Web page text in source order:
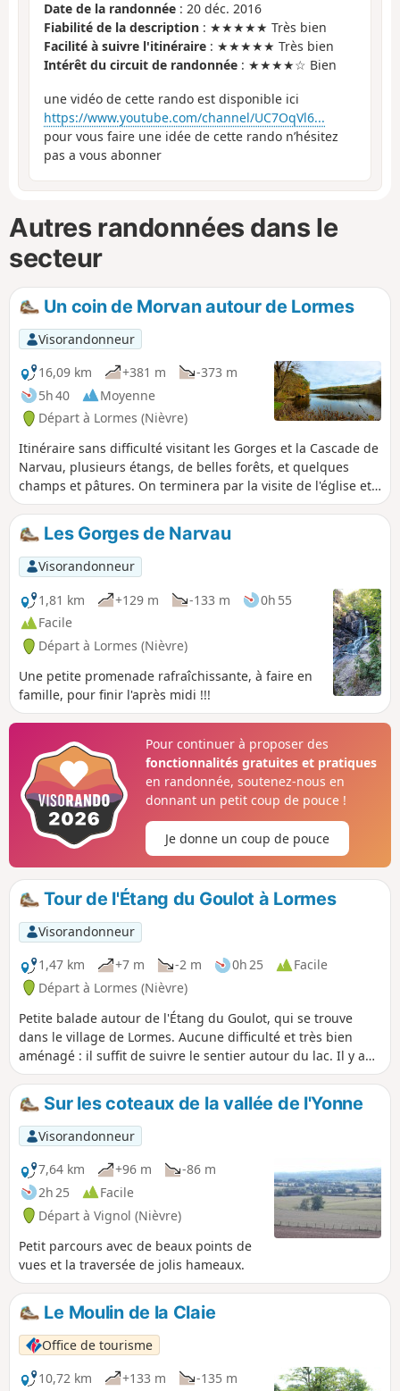
Date de la randonnée : 20 déc. 2016
Fiabilité de la description : ★★★★★ Très bien
Facilité à suivre l'itinéraire : ★★★★★ Très bien
Intérêt du circuit de randonnée : ★★★★☆ Bien
une vidéo de cette rando est disponible ici
https://www.youtube.com/channel/UC7OqVl6...
pour vous faire une idée de cette rando n’hésitez
pas a vous abonner
Autres randonnées dans le
secteur
Un coin de Morvan autour de Lormes
Visorandonneur
16,09 km
+381 m
-373 m
5h 40
Moyenne
Départ à Lormes (Nièvre)
Itinéraire sans difficulté visitant les Gorges et la Cascade de
Narvau, plusieurs étangs, de belles forêts, et quelques
champs et pâtures. On terminera par la visite de l'église et
du point de vue panoramique du Mont Saint-
Alban.Nécessite un bon sens de l’orientation et, si possible,
l’utilisation de la trace gpx.
Les Gorges de Narvau
Visorandonneur
1,81 km
+129 m -133 m
0h 55
Facile
Départ à Lormes (Nièvre)
Une petite promenade rafraîchissante, à faire en
famille, pour finir l'après midi !!!
Pour continuer à proposer des
fonctionnalités gratuites et pratiques
en randonnée, soutenez-nous en
donnant un petit coup de pouce !
Je donne un coup de pouce
Tour de l'Étang du Goulot à Lormes
Visorandonneur
1,47 km
+7 m -2 m 0h 25
Facile
Départ à Lormes (Nièvre)
Petite balade autour de l'Étang du Goulot, qui se trouve
dans le village de Lormes. Aucune difficulté et très bien
aménagé : il suffit de suivre le sentier autour du lac. Il y a
des tables de pique-nique, bancs, transats et un parcours
de santé.Sur les coteaux de la vallée de l'Yonne
Visorandonneur
7,64 km
+96 m
-86 m
2h 25
Facile
Départ à Vignol (Nièvre)
Petit parcours avec de beaux points de
vues et la traversée de jolis hameaux.
Le Moulin de la Claie
Office de tourisme
10,72 km
+133 m
-135 m